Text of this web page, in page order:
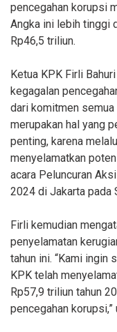
pencegahan korupsi
Angka ini lebih tinggi
Rp46,5 triliun.
Ketua KPK Firli
kegagalan
dari komitmen semua
merupakan hal yang
penting, karena
menyelamatkan
acara Peluncuran
2024 di Jakarta pada
Firli kemudian
penyelamatan
tahun ini. “Kami ingin
KPK telah
Rp57,9 triliun tahun
pencegahan korupsi,”